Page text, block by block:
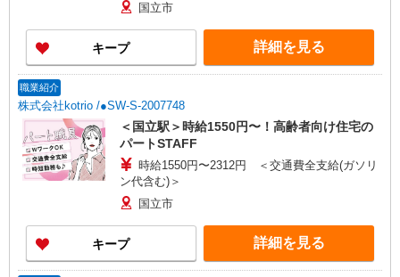
国立市
キープ 詳細を見る
職業紹介
株式会社kotrio /●SW-S-2007748
＜国立駅＞時給1550円〜！高齢者向け住宅の
パートSTAFF
時給1550円〜2312円 ＜交通費全支給(ガソリ
ン代含む)＞
国立市
キープ 詳細を見る